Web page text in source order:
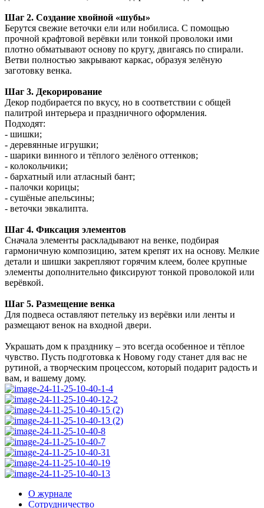
Шаг 2. Создание хвойной «шубы»
Берутся свежие веточки ели или нобилиса. С помощью
прочной крафтовой верёвки или тонкой проволоки ими
плотно обматывают основу по кругу, двигаясь по спирали.
Ветви полностью закрывают каркас, образуя зелёную
заготовку венка.
Шаг 3. Декорирование
Декор подбирается по вкусу, но в соответствии с общей
палитрой интерьера и праздничного оформления.
Подходят:
- шишки;
- деревянные игрушки;
- шарики винного и тёплого зелёного оттенков;
- колокольчики;
- бархатный или атласный бант;
- палочки корицы;
- сушёные апельсины;
- веточки эвкалипта.
Шаг 4. Фиксация элементов
Сначала элементы раскладывают на венке, подбирая
гармоничную композицию, затем крепят их на основу. Мелкие
детали и шишки закрепляют горячим клеем, более крупные
элементы дополнительно фиксируют тонкой проволокой или
верёвкой.
Шаг 5. Размещение венка
Для подвеса оставляют петельку из верёвки или ленты и
размещают венок на входной двери.
Украшать дом к празднику – это всегда особенное и тёплое
чувство. Пусть подготовка к Новому году станет для вас не
рутиной, а творческим процессом, который подарит радость и
вам, и вашему дому.
О журнале
Сотрудничество